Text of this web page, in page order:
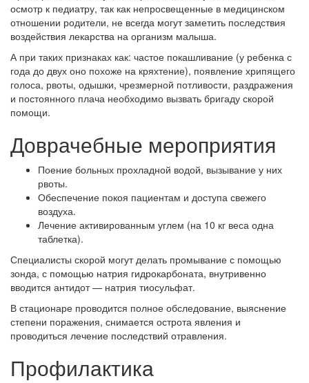
осмотр к педиатру, так как непросвещенные в медицинском
отношении родители, не всегда могут заметить последствия
воздействия лекарства на организм малыша.
А при таких признаках как: частое покашливание (у ребенка с
года до двух оно похоже на кряхтение), появление хрипящего
голоса, рвоты, одышки, чрезмерной потливости, раздражения
и постоянного плача необходимо вызвать бригаду скорой
помощи.
Доврачебные мероприятия
Поение больных прохладной водой, вызывание у них
рвоты.
Обеспечение покоя пациентам и доступа свежего
воздуха.
Лечение активированным углем (на 10 кг веса одна
таблетка).
Специалисты скорой могут делать промывание с помощью
зонда, с помощью натрия гидрокарбоната, внутривенно
вводится антидот — натрия тиосульфат.
В стационаре проводится полное обследование, выяснение
степени поражения, снимается острота явления и
проводиться лечение последствий отравления.
Профилактика